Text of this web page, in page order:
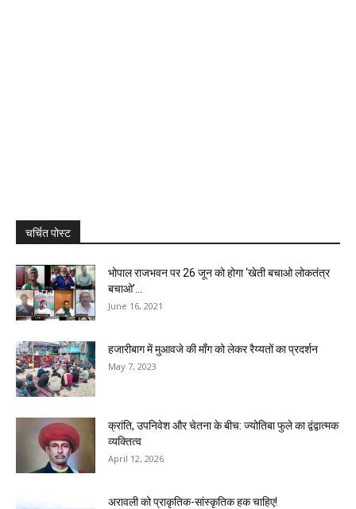
चर्चित पोस्ट
भोपाल राजभवन पर 26 जून को होगा ‘खेती बचाओ लोकतंत्र
बचाओ’...
June 16, 2021
हजारीबाग में मुआवजे की माँग को लेकर रैय्यतों का प्रदर्शन
May 7, 2023
क्रांति, उपनिवेश और चेतना के बीच: ज्योतिबा फुले का द्वंद्वात्मक
व्यक्तित्व
April 12, 2026
अरावली को प्राकृतिक-सांस्कृतिक हक चाहिए!